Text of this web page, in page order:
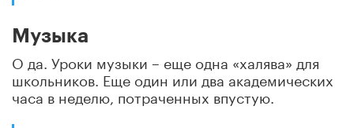
Музыка
О да. Уроки музыки – еще одна «халява» для
школьников. Еще один или два академических
часа в неделю, потраченных впустую.